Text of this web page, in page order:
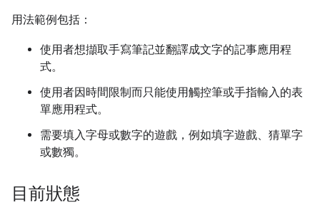
用法範例包括：
使用者想擷取手寫筆記並翻譯成文字的記事應用程
式。
使用者因時間限制而只能使用觸控筆或手指輸入的表
單應用程式。
需要填入字母或數字的遊戲，例如填字遊戲、猜單字
或數獨。
目前狀態